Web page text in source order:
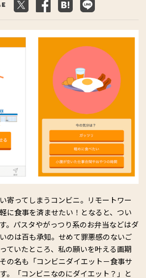
寄ってしまうコンビニ。リモートワー
に食事を済ませたい！となると、つい
。パスタやがっつり系のお弁当などはダ
のは百も承知。せめて罪悪感のないご
ていたところ、私の願いを叶える画期
の名も「コンビニダイエット－食事サ
。「コンビニなのにダイエット？」と